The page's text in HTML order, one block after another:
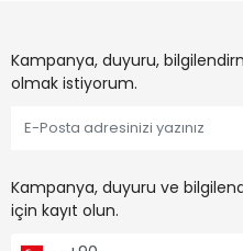
Kampanya, duyuru,
olmak istiyorum.
Kampanya, duyuru ve
için kayıt olun.